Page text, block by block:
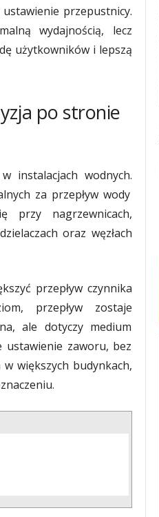
ustawienie przepustnicy.
wydajnością, lecz
użytkowników i lepszą
po stronie
instalacjach wodnych.
za przepływ wody
przy nagrzewnicach,
oraz węzłach
przepływ czynnika
przepływ zostaje
ale dotyczy medium
ustawienie zaworu, bez
większych budynkach,